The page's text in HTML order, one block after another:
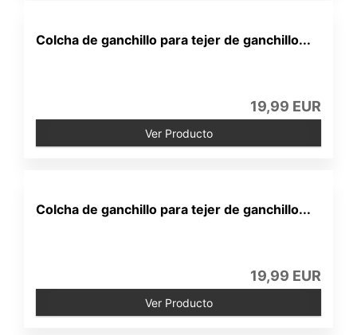
Colcha de ganchillo para tejer de ganchillo...
19,99 EUR
Ver Producto
Colcha de ganchillo para tejer de ganchillo...
19,99 EUR
Ver Producto